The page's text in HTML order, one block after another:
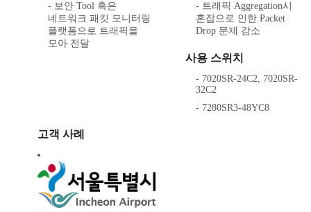
- 보안 Tool 혹은
네트워크 패킷 모니터링
플랫폼으로 트래픽을
모아 전달
- 트래픽 Aggregation시
혼잡으로 인한 Packet
Drop 문제 감소
사용 스위치
- 7020SR-24C2, 7020SR-
32C2
- 7280SR3-48YC8
고객 사례